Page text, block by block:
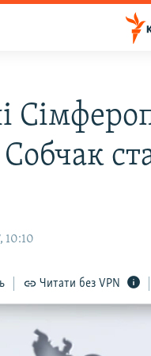
Собчак
10:10
Читати без VPN